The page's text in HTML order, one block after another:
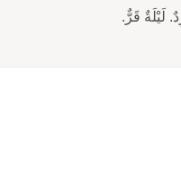
لَيْلَةٌ قَرٌّ.